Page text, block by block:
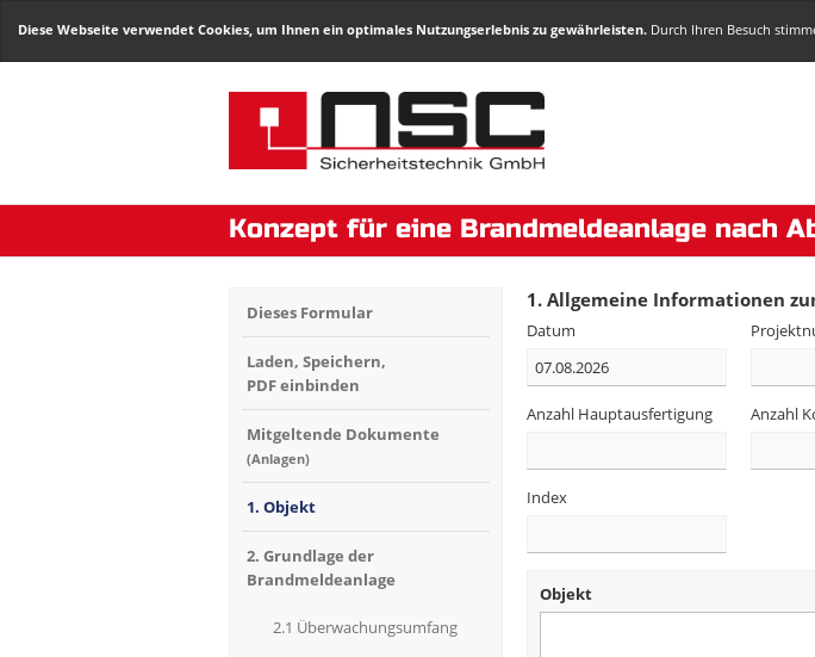
Diese Webseite verwendet Cookies, um Ihnen ein optimales Nutzungserlebnis zu gewährleisten. Durch Ihren Besuch
Konzept für eine Brandmeldeanlage nach
Dieses Formular
Laden, Speichern,
PDF einbinden
Mitgeltende Dokumente
(Anlagen)
1. Objekt
2. Grundlage der
Brandmeldeanlage
2.1 Überwachungsumfang
1. Allgemeine Informationen
Datum
Anzahl Hauptausfertigung Anzahl
Index
Objekt